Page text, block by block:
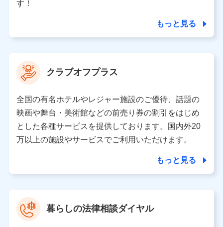
当社は利用目的の達成に必要な範囲内において個人情報
の取り扱いの全部または一部を委託する場合がありま
す。
個人データの共同利用
当社は株式会社NTTドコモとの間で、以下のとおり個
人データを共同利用します。
氏名、電話番号、メールアドレス、お客さまの識別子、属
性、連絡先、dポイントサービスのご利用に関する情報。例
として、dポイントカード番号、性別、年齢、家族構成、住
す！
もっと見る
クラブオフプラス
全国の有名ホテルやレジャー施設のご優待、話題の
映画や舞台・美術館などの前売り券の割引をはじめ
とした各種サービスを提供しております。国内外20
万以上の施設やサービスでご利用いただけます。
もっと見る
暮らしの法律相談ダイヤル